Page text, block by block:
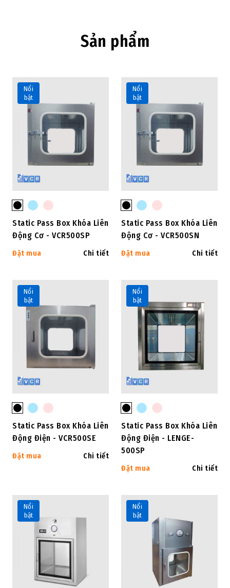
Sản phẩm
Nổi
bật
Static Pass Box Khóa Liên
Động Cơ - VCR500SP
Đặt mua Chi tiết
Nổi
bật
Static Pass Box Khóa Liên
Động Cơ - VCR500SN
Đặt mua Chi tiết
Nổi
bật
Static Pass Box Khóa Liên
Động Điện - VCR500SE
Đặt mua Chi tiết
Nổi
bật
Static Pass Box Khóa Liên
Động Điện - LENGE-
500SP
Đặt mua Chi tiết
Nổi
bật
Nổi
bật